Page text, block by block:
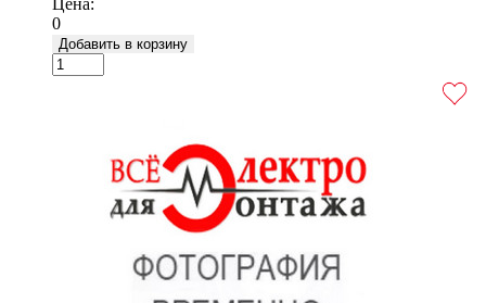
Цена:
0
Добавить в корзину